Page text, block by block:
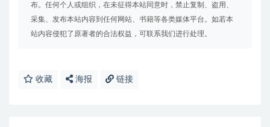
布。任何个人或组织，在未征得本站同意时，禁止复制、盗用、
采集、发布本站内容到任何网站、书籍等各类媒体平台。如若本
站内容侵犯了原著者的合法权益，可联系我们进行处理。
收藏 海报 链接